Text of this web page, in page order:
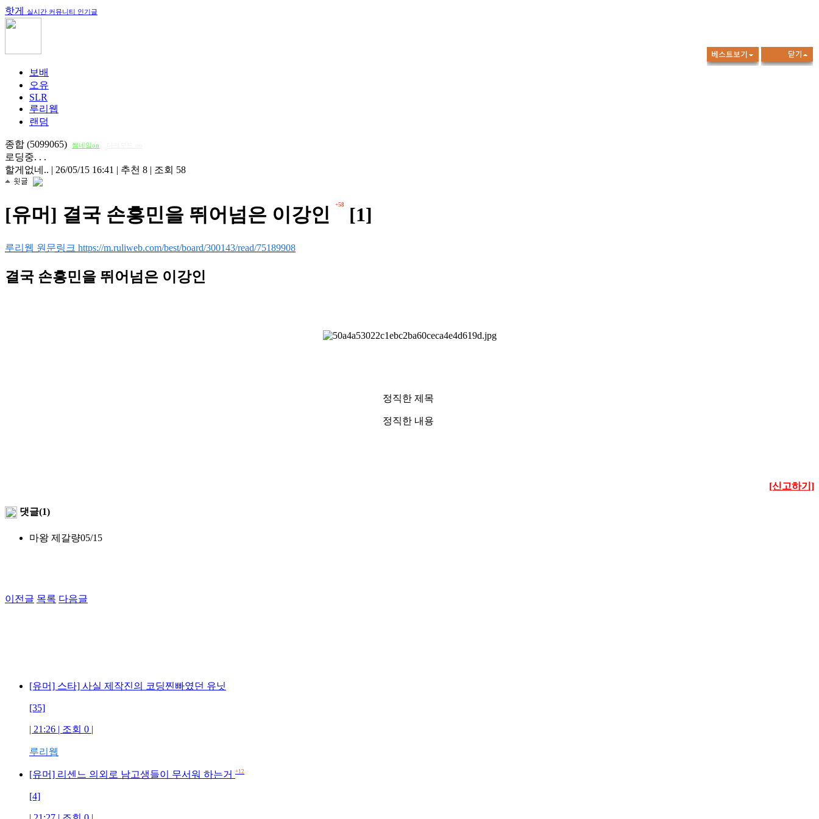
핫게 실시간 커뮤니티 인기글
보배
오유
SLR
루리웹
랜덤
종합 (5099065) 썸네일on
로딩중. . .
할게없네.. | 26/05/15 16:41 | 추천 8 | 조회 58
[유머] 결국 손흥민을 뛰어넘은 이강인 +58 [1]
루리웹 원문링크 https://m.ruliweb.com/best/board/300143/read/75189908
결국 손흥민을 뛰어넘은 이강인
정직한 제목
정직한 내용
[신고하기]
댓글(1)
마왕 제갈량05/15
이전글 목록 다음글
[유머] 스타] 사실 제작진의 코딩찐빠였던 유닛
[35]
| 21:26 | 조회 0 |
루리웹
[유머] 리센느 의외로 남고생들이 무서워 하는거 +12
[4]